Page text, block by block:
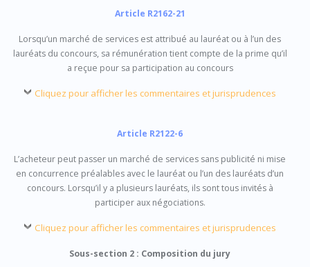
Article R2162-21
Lorsqu’un marché de services est attribué au lauréat ou à l’un des
lauréats du concours, sa rémunération tient compte de la prime qu’il
a reçue pour sa participation au concours
Cliquez pour afficher les commentaires et jurisprudences
Article R2122-6
L’acheteur peut passer un marché de services sans publicité ni mise
en concurrence préalables avec le lauréat ou l’un des lauréats d’un
concours. Lorsqu’il y a plusieurs lauréats, ils sont tous invités à
participer aux négociations.
Cliquez pour afficher les commentaires et jurisprudences
Sous-section 2 : Composition du jury